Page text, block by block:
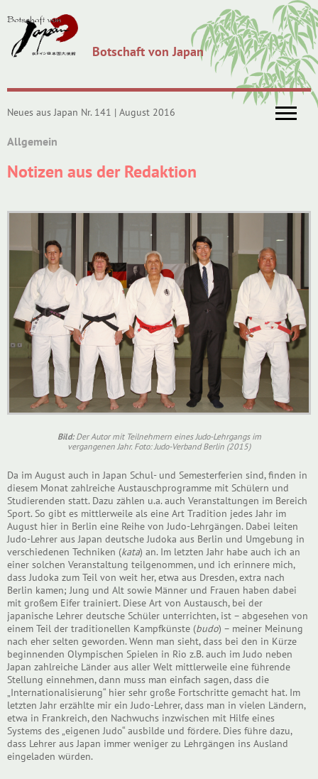
Botschaft von Japan
Neues aus Japan Nr. 141 | August 2016
Allgemein
Notizen aus der Redaktion
Bild:Der Autor mit Teilnehmern eines Judo-Lehrgangs im
vergangenen Jahr. Foto: Judo-Verband Berlin (2015)
Da im August auch in Japan Schul- und Semesterferien sind, finden in
diesem Monat zahlreiche Austauschprogramme mit Schülern und
Studierenden statt. Dazu zählen u.a. auch Veranstaltungen im Bereich
Sport. So gibt es mittlerweile als eine Art Tradition jedes Jahr im
August hier in Berlin eine Reihe von Judo-Lehrgängen. Dabei leiten
Judo-Lehrer aus Japan deutsche Judoka aus Berlin und Umgebung in
verschiedenen Techniken (kata) an. Im letzten Jahr habe auch ich an
einer solchen Veranstaltung teilgenommen, und ich erinnere mich,
dass Judoka zum Teil von weit her, etwa aus Dresden, extra nach
Berlin kamen; Jung und Alt sowie Männer und Frauen haben dabei
mit großem Eifer trainiert. Diese Art von Austausch, bei der
japanische Lehrer deutsche Schüler unterrichten, ist – abgesehen von
einem Teil der traditionellen Kampfkünste (budo) – meiner Meinung
nach eher selten geworden. Wenn man sieht, dass bei den in Kürze
beginnenden Olympischen Spielen in Rio z.B. auch im Judo neben
Japan zahlreiche Länder aus aller Welt mittlerweile eine führende
Stellung einnehmen, dann muss man einfach sagen, dass die
„Internationalisierung“ hier sehr große Fortschritte gemacht hat. Im
letzten Jahr erzählte mir ein Judo-Lehrer, dass man in vielen Ländern,
etwa in Frankreich, den Nachwuchs inzwischen mit Hilfe eines
Systems des „eigenen Judo“ ausbilde und fördere. Dies führe dazu,
dass Lehrer aus Japan immer weniger zu Lehrgängen ins Ausland
eingeladen würden.